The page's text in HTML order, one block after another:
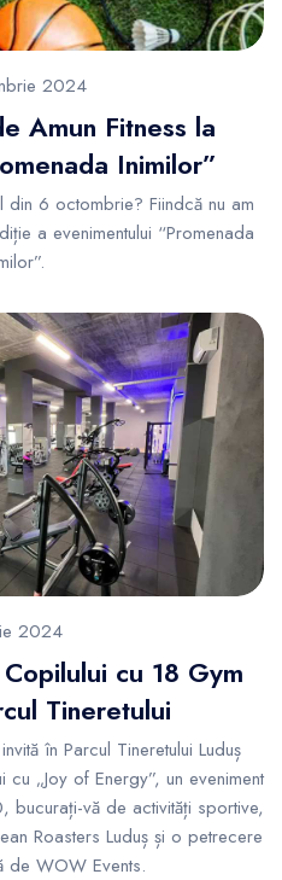
2024
Amun Fitness la
Inimilor”
din 6 octombrie? Fiindcă nu am
a evenimentului “Promenada
2024
cu 18 Gym
Tineretului
în Parcul Tineretului Luduș
„Joy of Energy”, un eveniment
vă de activități sportive,
Roasters Luduș și o petrecere
de WOW Events.